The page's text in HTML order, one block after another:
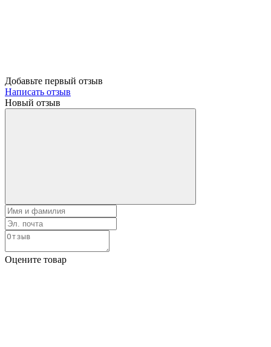
Добавьте первый отзыв
Написать отзыв
Новый отзыв
Оцените товар